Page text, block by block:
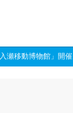
瀬移動博物館」開催